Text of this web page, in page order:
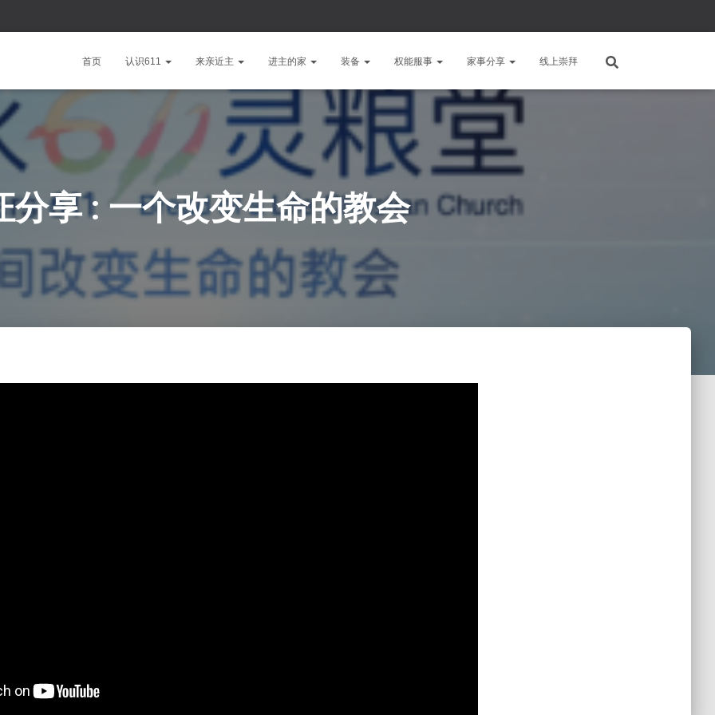
首页 认识611 来亲近主 进主的家 装备 权能服事 家事分享 线上崇拜
分享 : 一个改变生命的教会